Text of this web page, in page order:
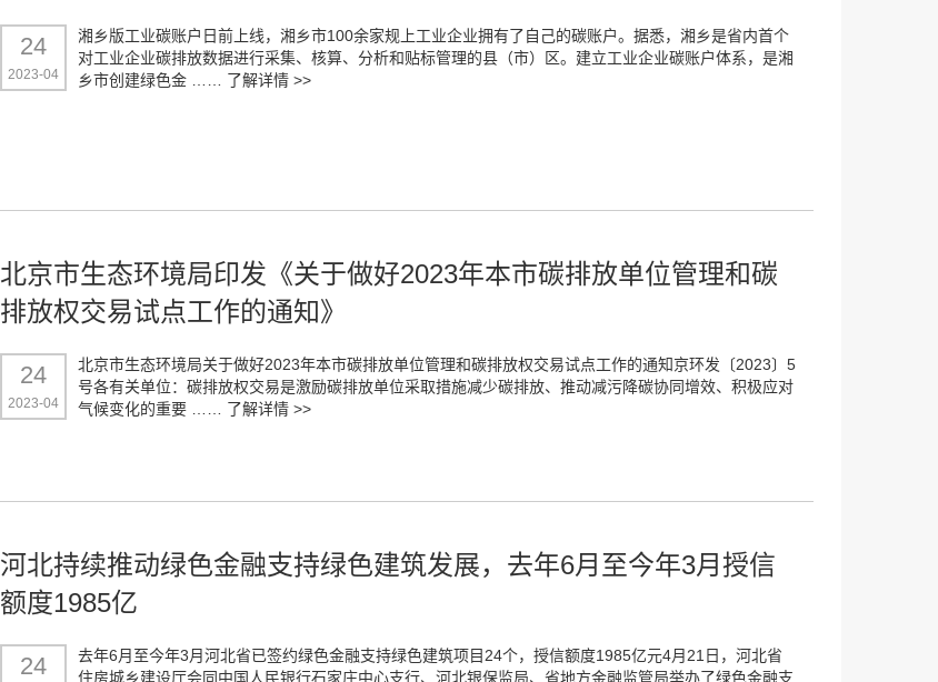
24
2023-04
湘乡版工业碳账户日前上线，湘乡市100余家规上工业企业拥有了自己的碳账户。据悉，湘乡是省内首个
对工业企业碳排放数据进行采集、核算、分析和贴标管理的县（市）区。建立工业企业碳账户体系，是湘
乡市创建绿色金 …… 了解详情 >>
北京市生态环境局印发《关于做好2023年本市碳排放单位管理和碳
排放权交易试点工作的通知》
24
2023-04
北京市生态环境局关于做好2023年本市碳排放单位管理和碳排放权交易试点工作的通知京环发〔2023〕5
号各有关单位：碳排放权交易是激励碳排放单位采取措施减少碳排放、推动减污降碳协同增效、积极应对
气候变化的重要 …… 了解详情 >>
河北持续推动绿色金融支持绿色建筑发展，去年6月至今年3月授信
额度1985亿
24
去年6月至今年3月河北省已签约绿色金融支持绿色建筑项目24个，授信额度1985亿元4月21日，河北省
住房城乡建设厅会同中国人民银行石家庄中心支行、河北银保监局、省地方金融监管局举办了绿色金融支